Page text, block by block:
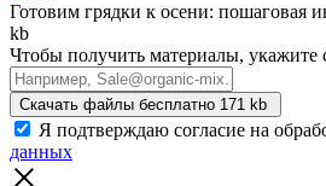
Готовим грядки к осени: пошаговая
kb
Чтобы получить материалы, укажите
Скачать файлы бесплатно 171 kb
Я подтверждаю согласие на
данных